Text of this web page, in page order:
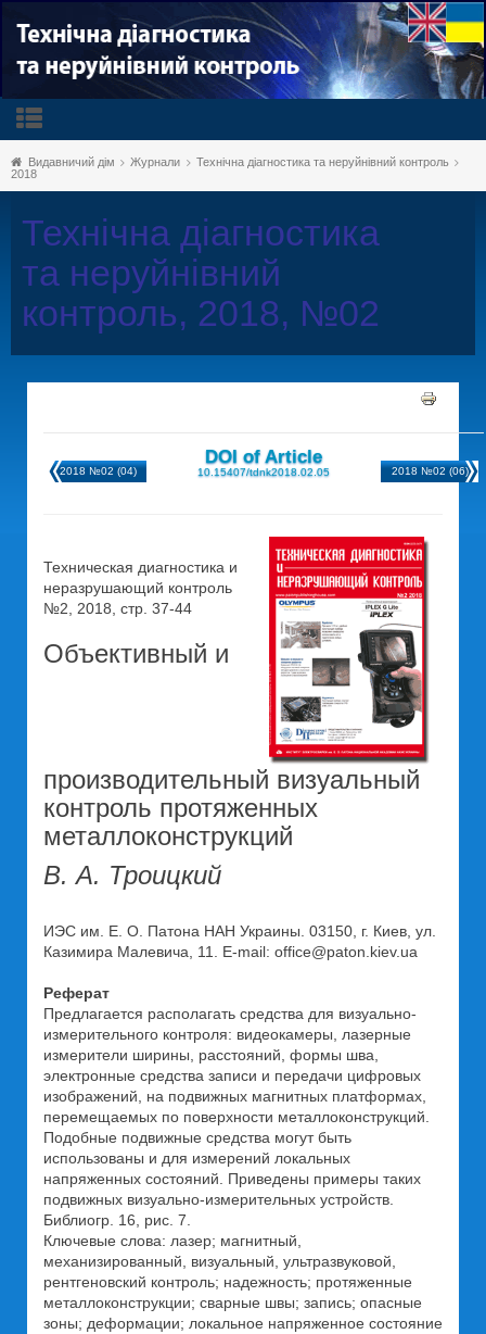
Видавничий дім Журнали
Технічна діагностика та неруйнівний контроль
2018
Технічна діагностика
та неруйнівний
контроль, 2018, №02
2018 №02 (04)
DOI of Article
10.15407/tdnk2018.02.05 2018 №02 (06)
Техническая диагностика и
неразрушающий контроль
№2, 2018, стр. 37-44
Объективный и
производительный визуальный
контроль протяженных
металлоконструкций
В. А. Троицкий
ИЭС им. Е. О. Патона НАН Украины. 03150, г. Киев, ул.
Казимира Малевича, 11. Е-mail: office@paton.kiev.ua
Реферат
Предлагается располагать средства для визуально-
измерительного контроля: видеокамеры, лазерные
измерители ширины, расстояний, формы шва,
электронные средства записи и передачи цифровых
изображений, на подвижных магнитных платформах,
перемещаемых по поверхности металлоконструкций.
Подобные подвижные средства могут быть
использованы и для измерений локальных
напряженных состояний. Приведены примеры таких
подвижных визуально-измерительных устройств.
Библиогр. 16, рис. 7.
Ключевые слова: лазер; магнитный,
механизированный, визуальный, ультразвуковой,
рентгеновский контроль; надежность; протяженные
металлоконструкции; сварные швы; запись; опасные
зоны; деформации; локальное напряженное состояние